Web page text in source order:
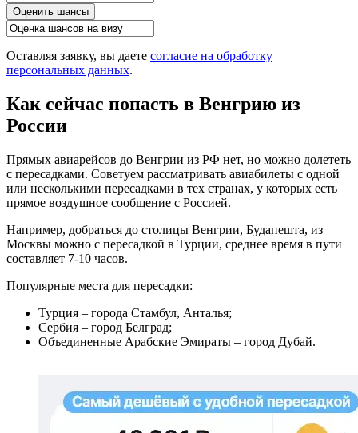
Оценить шансы
Оставляя заявку, вы даете согласие на обработку
персональных данных.
Как сейчас попасть в Венгрию из
России
Прямых авиарейсов до Венгрии из РФ нет, но можно долететь
с пересадками. Советуем рассматривать авиабилеты с одной
или несколькими пересадками в тех странах, у которых есть
прямое воздушное сообщение с Россией.
Например, добраться до столицы Венгрии, Будапешта, из
Москвы можно с пересадкой в Турции, среднее время в пути
составляет 7-10 часов.
Популярные места для пересадки:
Турция – города Стамбул, Анталья;
Сербия – город Белград;
Объединенные Арабские Эмираты – город Дубай.